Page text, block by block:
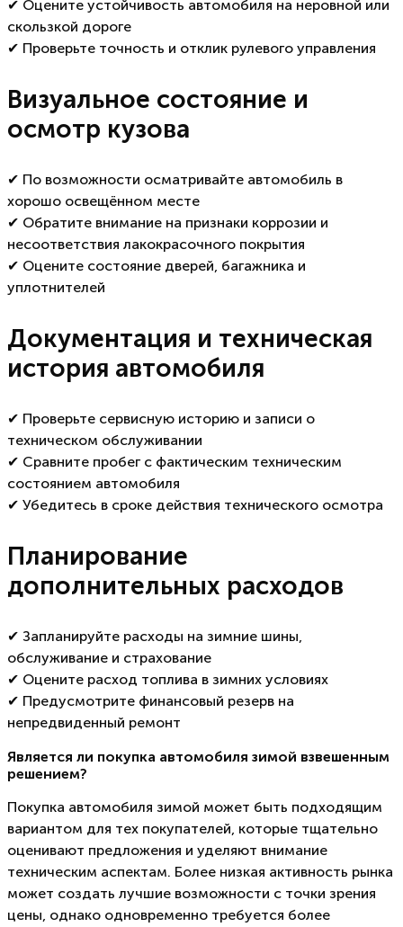
✔ Оцените устойчивость автомобиля на неровной или
скользкой дороге
✔ Проверьте точность и отклик рулевого управления
Визуальное состояние и
осмотр кузова
✔ По возможности осматривайте автомобиль в
хорошо освещённом месте
✔ Обратите внимание на признаки коррозии и
несоответствия лакокрасочного покрытия
✔ Оцените состояние дверей, багажника и
уплотнителей
Документация и техническая
история автомобиля
✔ Проверьте сервисную историю и записи о
техническом обслуживании
✔ Сравните пробег с фактическим техническим
состоянием автомобиля
✔ Убедитесь в сроке действия технического осмотра
Планирование
дополнительных расходов
✔ Запланируйте расходы на зимние шины,
обслуживание и страхование
✔ Оцените расход топлива в зимних условиях
✔ Предусмотрите финансовый резерв на
непредвиденный ремонт
Является ли покупка автомобиля зимой взвешенным
решением?
Покупка автомобиля зимой может быть подходящим
вариантом для тех покупателей, которые тщательно
оценивают предложения и уделяют внимание
техническим аспектам. Более низкая активность рынка
может создать лучшие возможности с точки зрения
цены, однако одновременно требуется более